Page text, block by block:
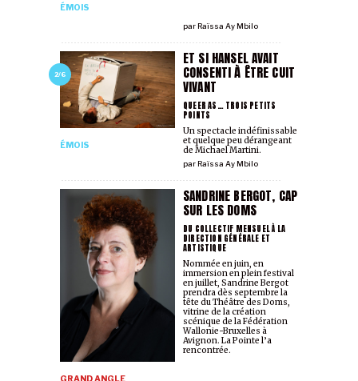
ÉMOIS
parRaïssa Ay Mbilo
2/6
ET SI HANSEL AVAIT
CONSENTI À ÊTRE CUIT
VIVANT
QUEER AS… TROIS PETITS
POINTS
ÉMOIS
parRaïssa Ay Mbilo
Un spectacle indéfinissable
et quelque peu dérangeant
de Michael Martini.
SANDRINE BERGOT, CAP
SUR LES DOMS
DU COLLECTIF MENSUEL À LA
DIRECTION GÉNÉRALE ET
ARTISTIQUE
GRAND ANGLE
Nommée en juin, en
immersion en plein festival
en juillet, Sandrine Bergot
prendra dès septembre la
tête du Théâtre des Doms,
vitrine de la création
scénique de la Fédération
Wallonie-Bruxelles à
Avignon. La Pointe l’a
rencontrée.